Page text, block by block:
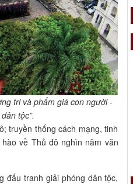
tri và phẩm giá con người -
tộc”.
truyền thống cách mạng, tinh
về Thủ đô nghìn năm văn
đấu tranh giải phóng dân tộc,